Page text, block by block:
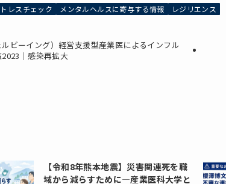
レスチェック メンタルヘルスに寄与する情報 レジリエンス
ビーイング）経営支援型産業医によるインフル
｜感染再拡大
【令和8年熊本地震】災害関連死を職
域から減らすために―産業医科大学と